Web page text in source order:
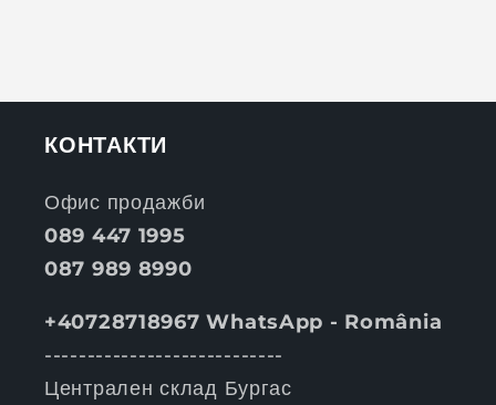
КОНТАКТИ
Офис продажби
089 447 1995
087 989 8990
+40728718967 WhatsApp - România
----------------------------
Централен склад Бургас